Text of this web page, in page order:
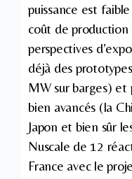
puissance est
coût de production
perspectives
déjà des
MW sur barges) et
bien avancés (la
Japon et bien sûr
Nuscale de 12
France avec le